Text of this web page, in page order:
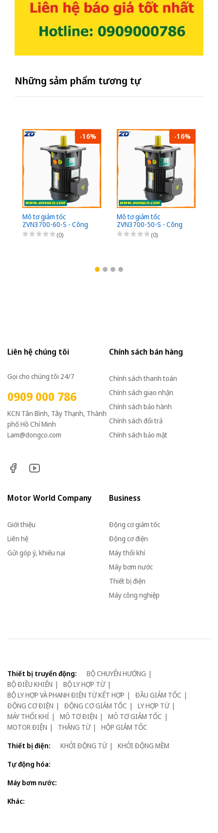
Những sảm phẩm tương tự
-16%
Mô tơ giảm tốc
ZVN3700-60-S - Công
suất 3700W (5HP) - 1/60
- Chân đế - 3Pha
(0)
-16%
Mô tơ giảm tốc
ZVN3700-50-S - Công
suất 3700W (5HP) - 1/50
- Chân đế - 3Pha
(0)
Liên hệ chúng tôi
Gọi cho chúng tôi 24/7
0909 000 786
KCN Tân Bình, Tây Thạnh, Thành
phố Hồ Chí Minh
Lam@dongco.com
Chính sách bán hàng
Chính sách thanh toán
Chính sách giao nhận
Chính sách bảo hành
Chính sách đổi trả
Chính sách bảo mật
Motor World Company
Giới thiệu
Liên hệ
Gửi góp ý, khiếu nại
Business
Động cơ giảm tốc
Động cơ điện
Máy thổi khí
Máy bơm nước
Thiết bị điện
Máy công nghiệp
Thiết bị truyển động:
BỘ CHUYỂN HƯỚNG
BỘ ĐIỀU KHIỂN
BỘ LY HỢP TỪ
BỘ LY HỢP VÀ PHANH ĐIỆN TỪ KẾT HỢP
ĐẦU GIẢM TỐC
ĐỘNG CƠ ĐIỆN
ĐỘNG CƠ GIẢM TỐC
LY HỢP TỪ
MÁY THỔI KHÍ
MÔ TƠ ĐIỆN
MÔ TƠ GIẢM TỐC
MOTOR ĐIỆN
THẮNG TỪ
HỘP GIẢM TỐC
Thiết bị điện:
KHỞI ĐỘNG TỪ
KHỞI ĐỘNG MỀM
Tự động hóa:
Máy bơm nước:
Khác: